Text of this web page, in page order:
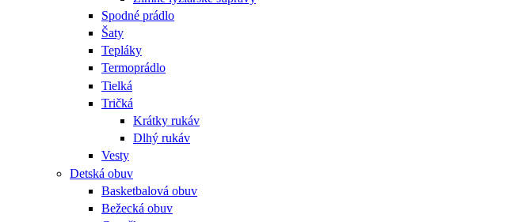
Spodné prádlo
Šaty
Tepláky
Termoprádlo
Tielká
Tričká
Krátky rukáv
Dlhý rukáv
Vesty
Detská obuv
Basketbalová obuv
Bežecká obuv